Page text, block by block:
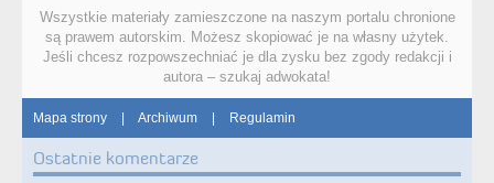
Wszystkie materiały zamieszczone na naszym portalu chronione
są prawem autorskim. Możesz skopiować je na własny użytek.
Jeśli chcesz rozpowszechniać je dla zysku bez zgody redakcji i
autora – szukaj adwokata!
Mapa strony | Archiwum | Regulamin
Ostatnie komentarze